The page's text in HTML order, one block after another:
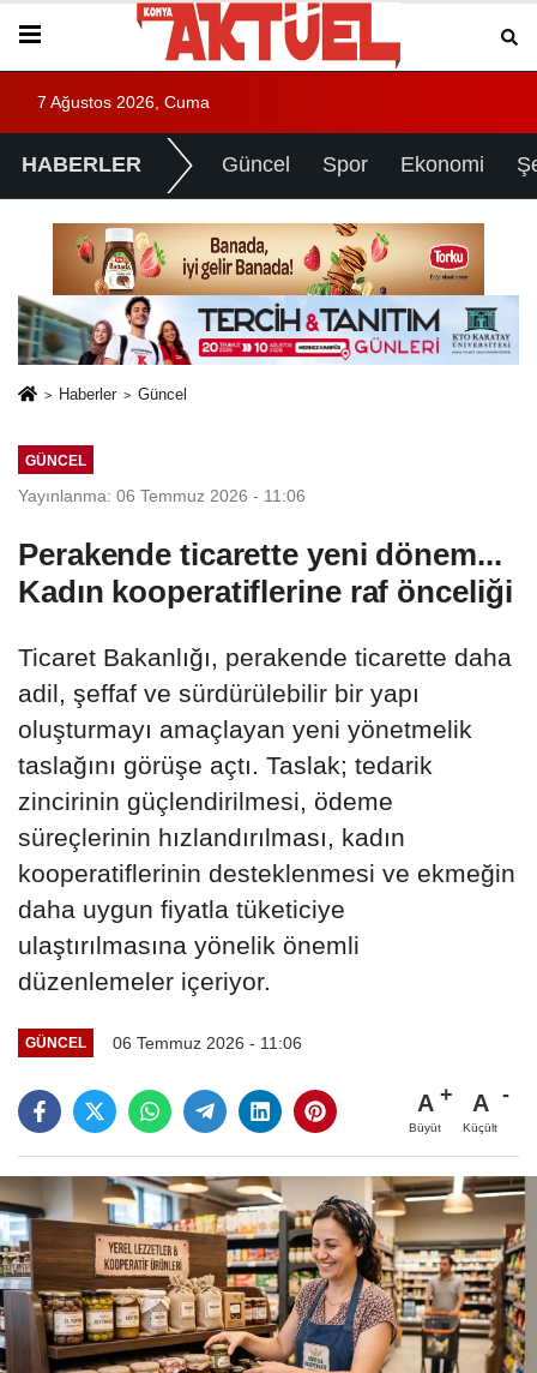
7 Ağustos 2026, Cuma
HABERLER Güncel Spor Ekonomi
Haberler Güncel
GÜNCEL
Yayınlanma: 06 Temmuz 2026 - 11:06
Perakende ticarette yeni dönem...
Kadın kooperatiflerine raf önceliği
Ticaret Bakanlığı, perakende ticarette daha
adil, şeffaf ve sürdürülebilir bir yapı
oluşturmayı amaçlayan yeni yönetmelik
taslağını görüşe açtı. Taslak; tedarik
zincirinin güçlendirilmesi, ödeme
süreçlerinin hızlandırılması, kadın
kooperatiflerinin desteklenmesi ve ekmeğin
daha uygun fiyatla tüketiciye
ulaştırılmasına yönelik önemli
düzenlemeler içeriyor.
GÜNCEL 06 Temmuz 2026 - 11:06
A
Büyüt
A
Küçült